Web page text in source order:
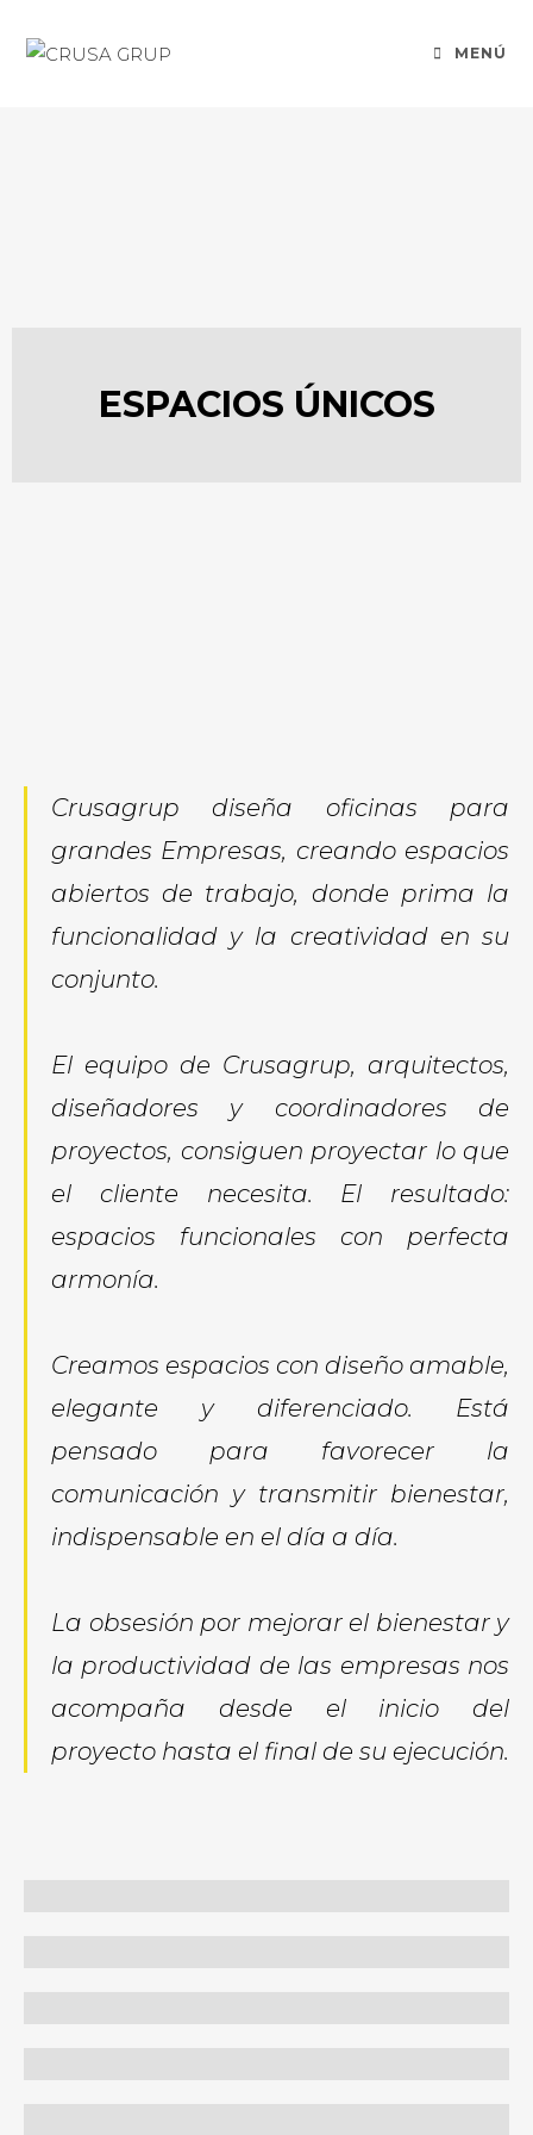
MENÚ
ESPACIOS ÚNICOS
Crusagrup diseña
oficinas para
grandes Empresas, creando espacios
abiertos de trabajo, donde prima la
funcionalidad y la creatividad en su
conjunto.
El equipo de Crusagrup, arquitectos,
diseñadores y
coordinadores
de
proyectos, consiguen proyectar lo que
el cliente
necesita. El
resultado:
espacios funcionales
con
perfecta
armonía.
Creamos espacios con diseño amable,
elegante y
diferenciado.
Está
pensado
para favorecer
la
comunicación y transmitir bienestar,
indispensable en el día a día.
La obsesión por mejorar el bienestar y
la productividad de las empresas nos
acompaña
desde el inicio
del
proyecto hasta el final de su ejecución.